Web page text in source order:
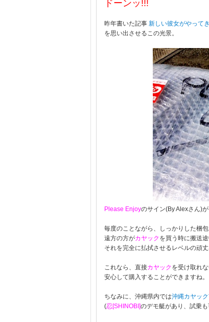
ドーンッ!!!
昨年書いた記事 新しい彼女がやって
を思い出させるこの光景。
Please Enjoyのサイン(By Alexさん)
毎度のことながら、しっかりした梱包
遠方の方がカヤック を買う時に搬送
それを完全に払拭させるレベルの頑
これなら、直接カヤック を受け取れ
安心して購入することができますね。
ちなみに、沖縄県内では沖縄カヤッ
(忍[SHINOBI]のデモ艇があり、試乗